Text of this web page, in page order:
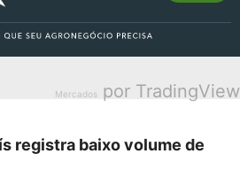
Mercados por TradingView
registra baixo volume de